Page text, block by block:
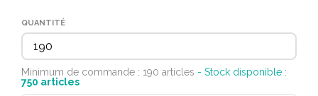
QUANTITÉ
Minimum de commande : 190 articles - Stock disponible :
750 articles